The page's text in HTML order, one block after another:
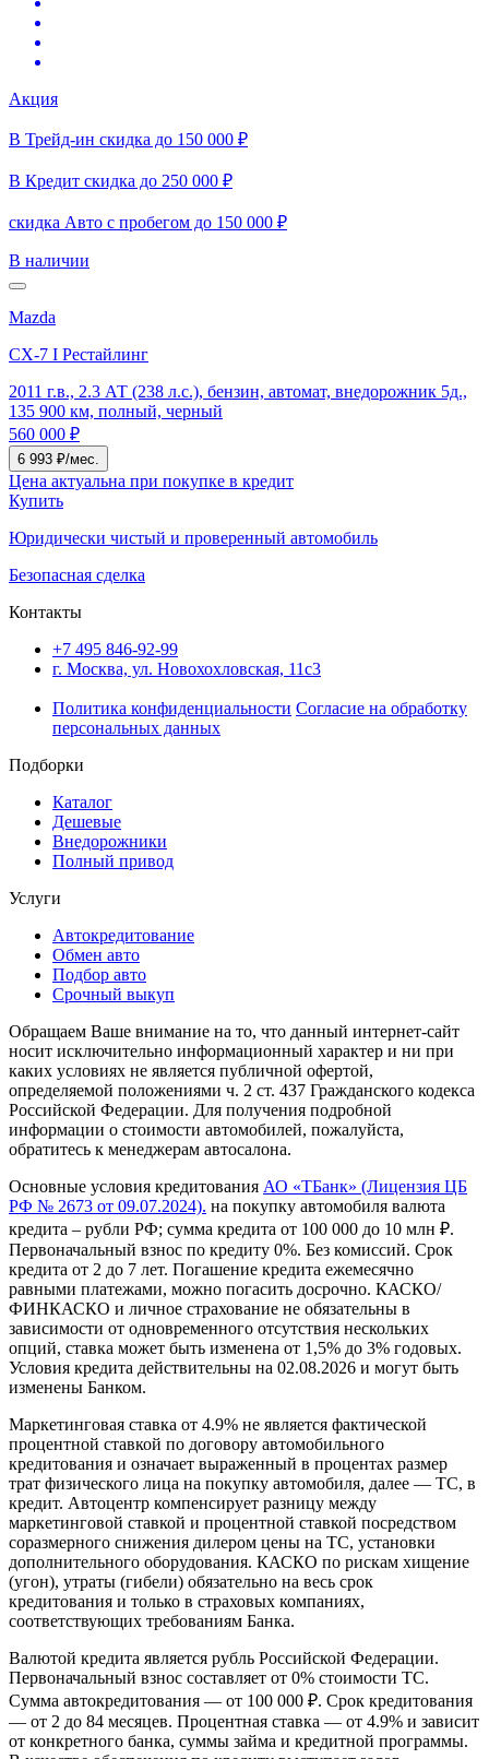
Акция
В Трейд-ин скидка до 150 000 ₽
В Кредит скидка до 250 000 ₽
скидка Авто с пробегом до 150 000 ₽
В наличии
Mazda
CX-7 I Рестайлинг
2011 г.в., 2.3 АТ (238 л.с.), бензин, автомат, внедорожник 5д.,
135 900 км, полный, черный
560 000 ₽
6 993 ₽/мес.
Цена актуальна при покупке в кредит
Купить
Юридически чистый и проверенный автомобиль
Безопасная сделка
Контакты
+7 495 846-92-99
г. Москва, ул. Новохохловская, 11с3
Политика конфиденциальности Согласие на обработку
персональных данных
Подборки
Каталог
Дешевые
Внедорожники
Полный привод
Услуги
Автокредитование
Обмен авто
Подбор авто
Срочный выкуп
Обращаем Ваше внимание на то, что данный интернет-сайт
носит исключительно информационный характер и ни при
каких условиях не является публичной офертой,
определяемой положениями ч. 2 ст. 437 Гражданского кодекса
Российской Федерации. Для получения подробной
информации о стоимости автомобилей, пожалуйста,
обратитесь к менеджерам автосалона.
Основные условия кредитования АО «ТБанк» (Лицензия ЦБ
РФ № 2673 от 09.07.2024). на покупку автомобиля валюта
кредита – рубли РФ; сумма кредита от 100 000 до 10 млн ₽.
Первоначальный взнос по кредиту 0%. Без комиссий. Срок
кредита от 2 до 7 лет. Погашение кредита ежемесячно
равными платежами, можно погасить досрочно. КАСКО/
ФИНКАСКО и личное страхование не обязательны в
зависимости от одновременного отсутствия нескольких
опций, ставка может быть изменена от 1,5% до 3% годовых.
Условия кредита действительны на 02.08.2026 и могут быть
изменены Банком.
Маркетинговая ставка от 4.9% не является фактической
процентной ставкой по договору автомобильного
кредитования и означает выраженный в процентах размер
трат физического лица на покупку автомобиля, далее — ТС, в
кредит. Автоцентр компенсирует разницу между
маркетинговой ставкой и процентной ставкой посредством
соразмерного снижения дилером цены на ТС, установки
дополнительного оборудования. КАСКО по рискам хищение
(угон), утраты (гибели) обязательно на весь срок
кредитования и только в страховых компаниях,
соответствующих требованиям Банка.
Валютой кредита является рубль Российской Федерации.
Первоначальный взнос составляет от 0% стоимости ТС.
Сумма автокредитования — от 100 000 ₽. Срок кредитования
— от 2 до 84 месяцев. Процентная ставка — от 4.9% и зависит
от конкретного банка, суммы займа и кредитной программы.